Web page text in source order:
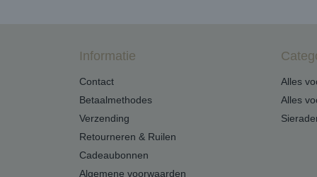
Informatie
Contact
Betaalmethodes
Verzending
Retourneren & Ruilen
Cadeaubonnen
Algemene voorwaarden
Alles
Alles